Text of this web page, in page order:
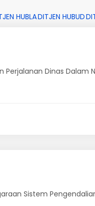
HUBLADITJEN HUBUD
Dinas
Sistem